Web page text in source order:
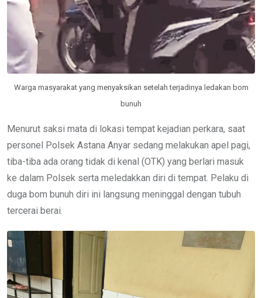
Warga masyarakat yang menyaksikan setelah terjadinya ledakan bom
bunuh
Menurut saksi mata di lokasi tempat kejadian perkara, saat
personel Polsek Astana Anyar sedang melakukan apel pagi,
tiba-tiba ada orang tidak di kenal (OTK) yang berlari masuk
ke dalam Polsek serta meledakkan diri di tempat. Pelaku di
duga bom bunuh diri ini langsung meninggal dengan tubuh
tercerai berai.